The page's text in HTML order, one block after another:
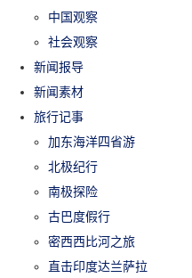
中国观察
社会观察
新闻报导
新闻素材
旅行记事
加东海洋四省游
北极纪行
南极探险
古巴度假行
密西西比河之旅
直击印度达兰萨拉